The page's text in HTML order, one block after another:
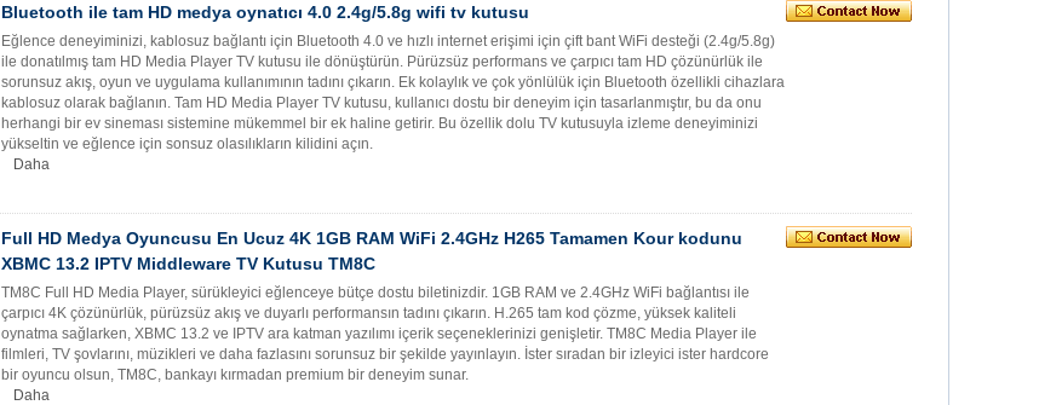
Bluetooth ile tam HD medya oynatıcı 4.0 2.4g/5.8g wifi tv kutusu
Eğlence deneyiminizi, kablosuz bağlantı için Bluetooth 4.0 ve hızlı internet erişimi için çift bant WiFi desteği (2.4g/5.8g)
ile donatılmış tam HD Media Player TV kutusu ile dönüştürün. Pürüzsüz performans ve çarpıcı tam HD çözünürlük ile
sorunsuz akış, oyun ve uygulama kullanımının tadını çıkarın. Ek kolaylık ve çok yönlülük için Bluetooth özellikli cihazlara
kablosuz olarak bağlanın. Tam HD Media Player TV kutusu, kullanıcı dostu bir deneyim için tasarlanmıştır, bu da onu
herhangi bir ev sineması sistemine mükemmel bir ek haline getirir. Bu özellik dolu TV kutusuyla izleme deneyiminizi
yükseltin ve eğlence için sonsuz olasılıkların kilidini açın.
Daha
Full HD Medya Oyuncusu En Ucuz 4K 1GB RAM WiFi 2.4GHz H265 Tamamen Kour kodunu
XBMC 13.2 IPTV Middleware TV Kutusu TM8C
TM8C Full HD Media Player, sürükleyici eğlenceye bütçe dostu biletinizdir. 1GB RAM ve 2.4GHz WiFi bağlantısı ile
çarpıcı 4K çözünürlük, pürüzsüz akış ve duyarlı performansın tadını çıkarın. H.265 tam kod çözme, yüksek kaliteli
oynatma sağlarken, XBMC 13.2 ve IPTV ara katman yazılımı içerik seçeneklerinizi genişletir. TM8C Media Player ile
filmleri, TV şovlarını, müzikleri ve daha fazlasını sorunsuz bir şekilde yayınlayın. İster sıradan bir izleyici ister hardcore
bir oyuncu olsun, TM8C, bankayı kırmadan premium bir deneyim sunar.
Daha